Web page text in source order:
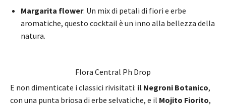
Margarita flower: Un mix di petali di fiori e erbe
aromatiche, questo cocktail è un inno alla bellezza della
natura.
Flora Central Ph Drop
E non dimenticate i classici rivisitati: il Negroni Botanico,
con una punta briosa di erbe selvatiche, e il Mojito Fiorito,